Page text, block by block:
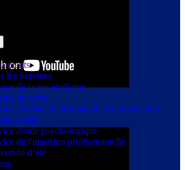
les Services
de la vie étudiante
du sport
étudiant d'information et d'orientation
social
d'aide psychologique
de l'insertion professionnelle
d’été